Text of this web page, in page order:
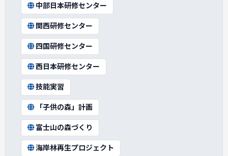
中部日本研修センター
関西研修センター
四国研修センター
西日本研修センター
技能実習
「子供の森」計画
富士山の森づくり
海岸林再生プロジェクト